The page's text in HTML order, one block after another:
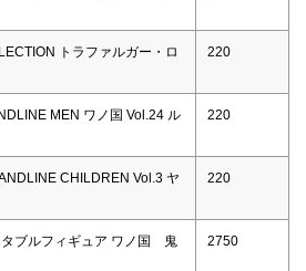
トラファルガー・ロ
220
MEN ワノ国 Vol.24 ル
220
CHILDREN Vol.3 ヤ
220
タブルフィギュア ワノ国 鬼
2750